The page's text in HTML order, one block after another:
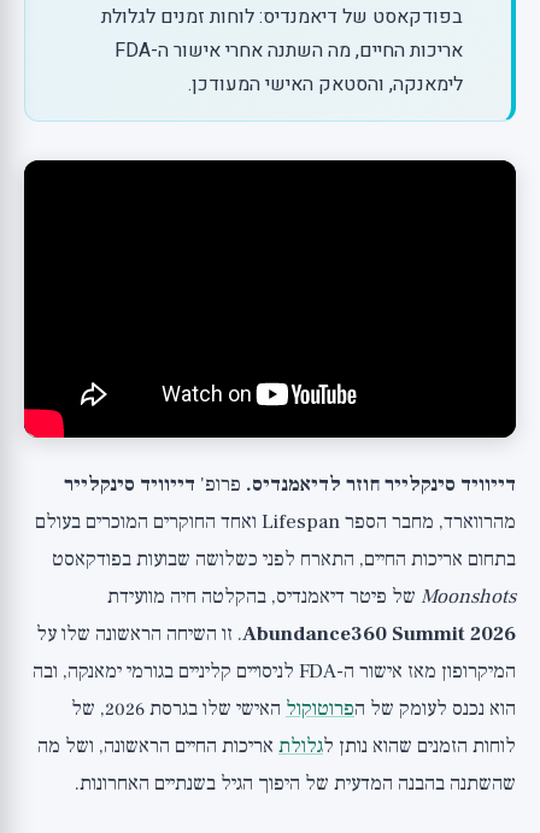
בפודקאסט של דיאמנדיס: לוחות זמנים לגלולת
אריכות החיים, מה השתנה אחרי אישור ה-FDA
לימאנקה, והסטאק האישי המעודכן.
דייוויד סינקלייר חוזר לדיאמנדיס. פרופ' דייוויד סינקלייר
מהרווארד, מחבר הספר Lifespan ואחד החוקרים המוכרים בעולם
בתחום אריכות החיים, התארח לפני כשלושה שבועות בפודקאסט
Moonshots של פיטר דיאמנדיס, בהקלטה חיה מוועידת
Abundance360 Summit 2026. זו השיחה הראשונה שלו על
המיקרופון מאז אישור ה-FDA לניסויים קליניים בגורמי ימאנקה, ובה
הוא נכנס לעומק של הפרוטוקול
האישי שלו בגרסת 2026, של
לוחות הזמנים שהוא נותן לגלולת אריכות החיים הראשונה, ושל מה
שהשתנה בהבנה המדעית של היפוך הגיל בשנתיים האחרונות.